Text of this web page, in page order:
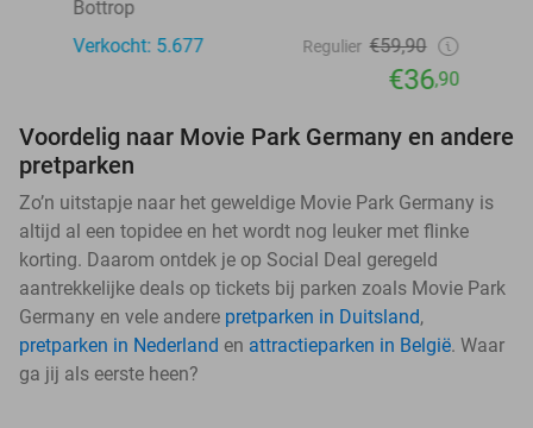
Bottrop
Verkocht: 5.677
Regulier €59,90
€36,90
Voordelig naar Movie Park Germany en andere
pretparken
Zo’n uitstapje naar het geweldige Movie Park Germany is
altijd al een topidee en het wordt nog leuker met flinke
korting. Daarom ontdek je op Social Deal geregeld
aantrekkelijke deals op tickets bij parken zoals Movie Park
Germany en vele andere pretparken in Duitsland,
pretparken in Nederland en attractieparken in België. Waar
ga jij als eerste heen?